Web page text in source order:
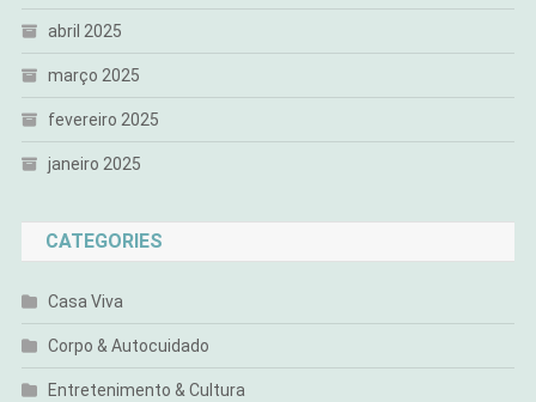
abril 2025
março 2025
fevereiro 2025
janeiro 2025
CATEGORIES
Casa Viva
Corpo & Autocuidado
Entretenimento & Cultura